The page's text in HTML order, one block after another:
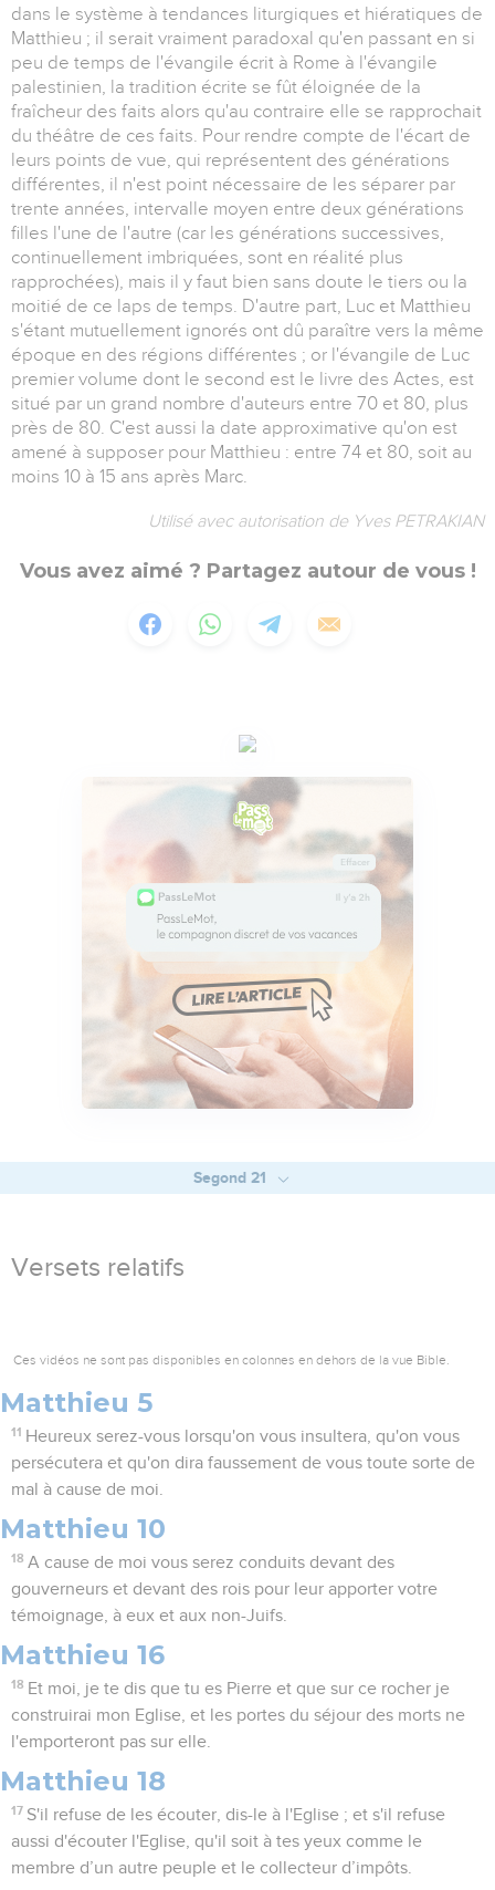
dans le système à tendances liturgiques et hiératiques de
Matthieu ; il serait vraiment paradoxal qu'en passant en si
peu de temps de l'évangile écrit à Rome à l'évangile
palestinien, la tradition écrite se fût éloignée de la
fraîcheur des faits alors qu'au contraire elle se rapprochait
du théâtre de ces faits. Pour rendre compte de l'écart de
leurs points de vue, qui représentent des générations
différentes, il n'est point nécessaire de les séparer par
trente années, intervalle moyen entre deux générations
filles l'une de l'autre (car les générations successives,
continuellement imbriquées, sont en réalité plus
rapprochées), mais il y faut bien sans doute le tiers ou la
moitié de ce laps de temps. D'autre part, Luc et Matthieu
s'étant mutuellement ignorés ont dû paraître vers la même
époque en des régions différentes ; or l'évangile de Luc
premier volume dont le second est le livre des Actes, est
situé par un grand nombre d'auteurs entre 70 et 80, plus
près de 80. C'est aussi la date approximative qu'on est
amené à supposer pour Matthieu : entre 74 et 80, soit au
moins 10 à 15 ans après Marc.
Utilisé avec autorisation de Yves PETRAKIAN
Vous avez aimé ? Partagez autour de vous !
Segond 21
Versets relatifs
Ces vidéos ne sont pas disponibles en colonnes en dehors de la vue Bible.
Matthieu 5
11 Heureux serez-vous lorsqu'on vous insultera, qu'on vous
persécutera et qu'on dira faussement de vous toute sorte de
mal à cause de moi.
Matthieu 10
18 A cause de moi vous serez conduits devant des
gouverneurs et devant des rois pour leur apporter votre
témoignage, à eux et aux non-Juifs.
Matthieu 16
18 Et moi, je te dis que tu es Pierre et que sur ce rocher je
construirai mon Eglise, et les portes du séjour des morts ne
l'emporteront pas sur elle.
Matthieu 18
17 S'il refuse de les écouter, dis-le à l'Eglise ; et s'il refuse
aussi d'écouter l'Eglise, qu'il soit à tes yeux comme le
membre d’un autre peuple et le collecteur d’impôts.